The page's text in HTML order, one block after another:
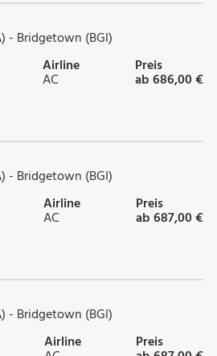
- Bridgetown (BGI)
Airline
AC
Preis
ab 686,00 €
- Bridgetown (BGI)
Airline
AC
Preis
ab 687,00 €
- Bridgetown (BGI)
Airline Preis